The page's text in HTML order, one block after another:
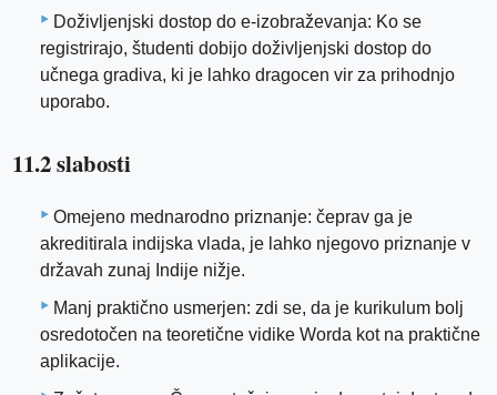
Doživljenjski dostop do e-izobraževanja: Ko se
registrirajo, študenti dobijo doživljenjski dostop do
učnega gradiva, ki je lahko dragocen vir za prihodnjo
uporabo.
11.2 slabosti
Omejeno mednarodno priznanje: čeprav ga je
akreditirala indijska vlada, je lahko njegovo priznanje v
državah zunaj Indije nižje.
Manj praktično usmerjen: zdi se, da je kurikulum bolj
osredotočen na teoretične vidike Worda kot na praktične
aplikacije.